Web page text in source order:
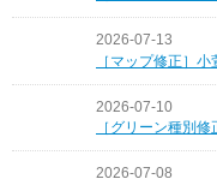
2026-07-13
［マップ修正］
2026-07-10
［グリーン種別
2026-07-08